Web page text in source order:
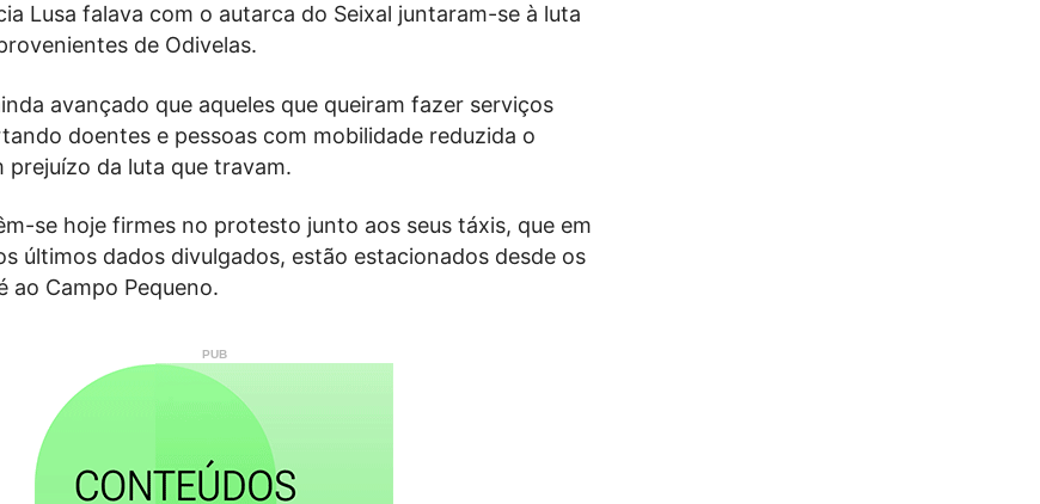
Lusa falava com o autarca do Seixal juntaram-se à luta
de Odivelas.
avançado que aqueles que queiram fazer serviços
doentes e pessoas com mobilidade reduzida o
prejuízo da luta que travam.
se hoje firmes no protesto junto aos seus táxis, que em
últimos dados divulgados, estão estacionados desde os
ao Campo Pequeno.